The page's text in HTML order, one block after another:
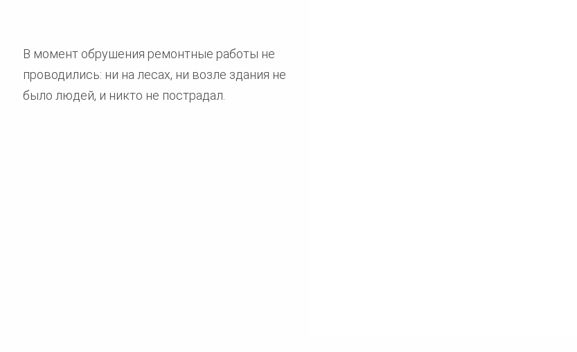
В момент обрушения ремонтные работы не
проводились: ни на лесах, ни возле здания не
было людей, и никто не пострадал.